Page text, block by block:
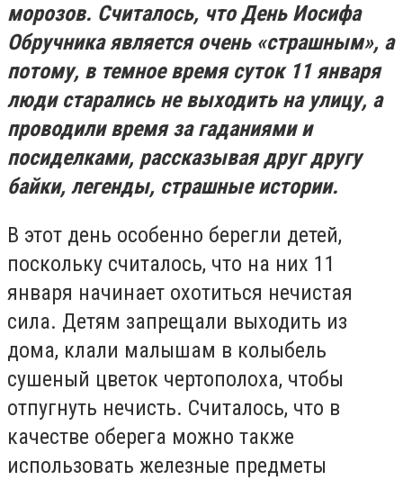
морозов. Считалось, что День Иосифа
Обручника является очень «страшным», а
потому, в темное время суток 11 января
люди старались не выходить на улицу, а
проводили время за гаданиями и
посиделками, рассказывая друг другу
байки, легенды, страшные истории.
В этот день особенно берегли детей,
поскольку считалось, что на них 11
января начинает охотиться нечистая
сила. Детям запрещали выходить из
дома, клали малышам в колыбель
сушеный цветок чертополоха, чтобы
отпугнуть нечисть. Считалось, что в
качестве оберега можно также
использовать железные предметы